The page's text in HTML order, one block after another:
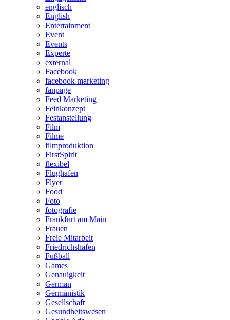
englisch
English
Entertainment
Event
Events
Experte
external
Facebook
facebook marketing
fanpage
Feed Marketing
Feinkonzept
Festanstellung
Film
Filme
filmproduktion
FirstSpirit
flexibel
Flughafen
Flyer
Food
Foto
fotografie
Frankfurt am Main
Frauen
Freie Mitarbeit
Friedrichshafen
Fußball
Games
Genauigkeit
German
Germanistik
Gesellschaft
Gesundheitswesen